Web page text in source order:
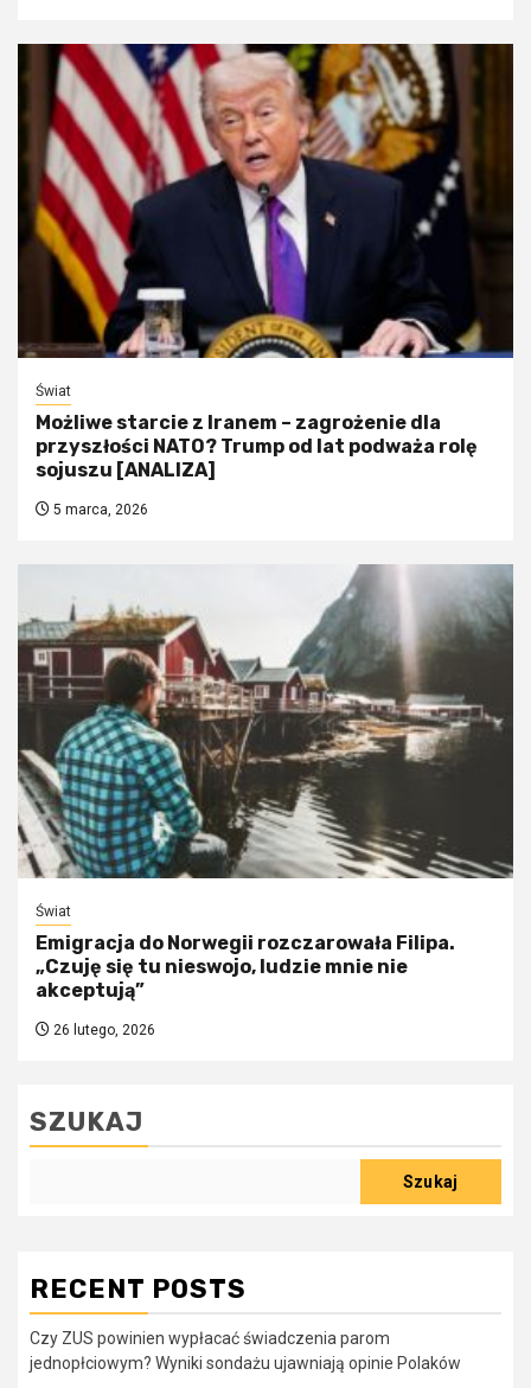
Świat
Możliwe starcie z Iranem – zagrożenie dla
przyszłości NATO? Trump od lat podważa rolę
sojuszu [ANALIZA]
5 marca, 2026
Świat
Emigracja do Norwegii rozczarowała Filipa.
„Czuję się tu nieswojo, ludzie mnie nie
akceptują”
26 lutego, 2026
SZUKAJ
Szukaj
RECENT POSTS
Czy ZUS powinien wypłacać świadczenia parom
jednopłciowym? Wyniki sondażu ujawniają opinie Polaków